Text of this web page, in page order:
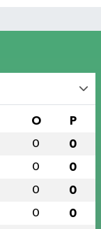
O P
0 0
0 0
0 0
0 0